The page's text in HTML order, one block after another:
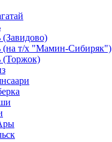
(Завидово)
(на т/х "Мамин-Сибиряк")
(Торжок)